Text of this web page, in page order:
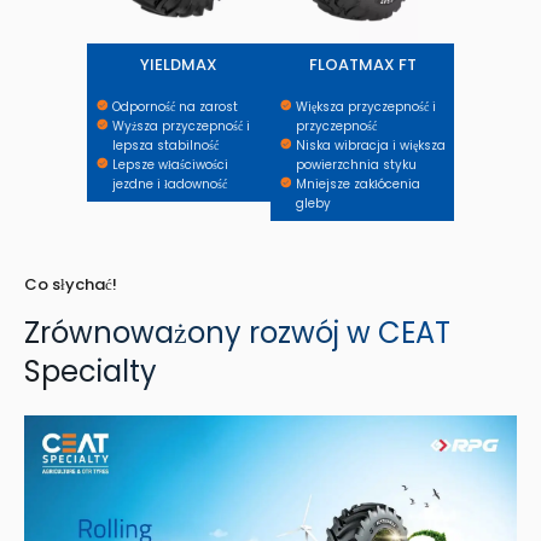
YIELDMAX
Odporność na zarost
Wyższa przyczepność i
lepsza stabilność
Lepsze właściwości
jezdne i ładowność
FLOATMAX FT
Większa przyczepność i
przyczepność
Niska wibracja i większa
powierzchnia styku
Mniejsze zakłócenia
gleby
Co słychać!
Zrównoważony rozwój w CEAT
Specialty